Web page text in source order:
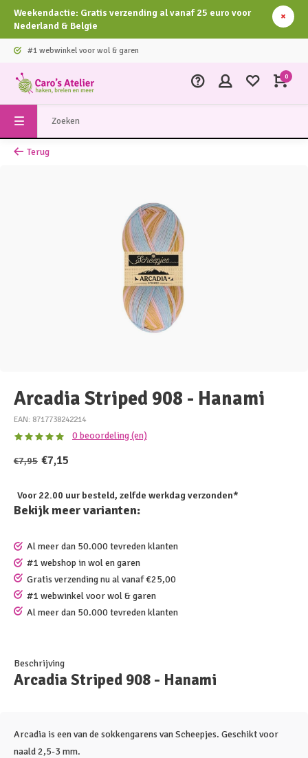
Weekendactie: Gratis verzending al vanaf 25 euro voor
Nederland & Belgie
#1 webwinkel voor wol & garen
0
Terug
Arcadia Striped 908 - Hanami
EAN: 8717738242214
0 beoordeling (en)
€7,95 €7,15
Voor 22.00 uur besteld, zelfde werkdag verzonden*
Bekijk meer varianten:
Al meer dan 50.000 tevreden klanten
#1 webshop in wol en garen
Gratis verzending nu al vanaf €25,00
#1 webwinkel voor wol & garen
Al meer dan 50.000 tevreden klanten
Beschrijving
Arcadia Striped 908 - Hanami
Arcadia is een van de sokkengarens van Scheepjes. Geschikt voor
naald 2,5-3 mm.